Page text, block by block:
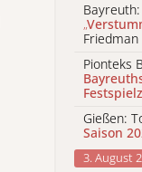
„
Friedman
Pionteks
Gießen:
Saison
3. August